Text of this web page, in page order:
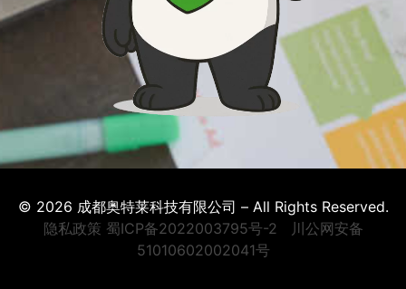
© 2026 成都奥特莱科技有限公司 – All Rights Reserved.
隐私政策 蜀ICP备2022003795号-2
川公网安备
51010602002041号